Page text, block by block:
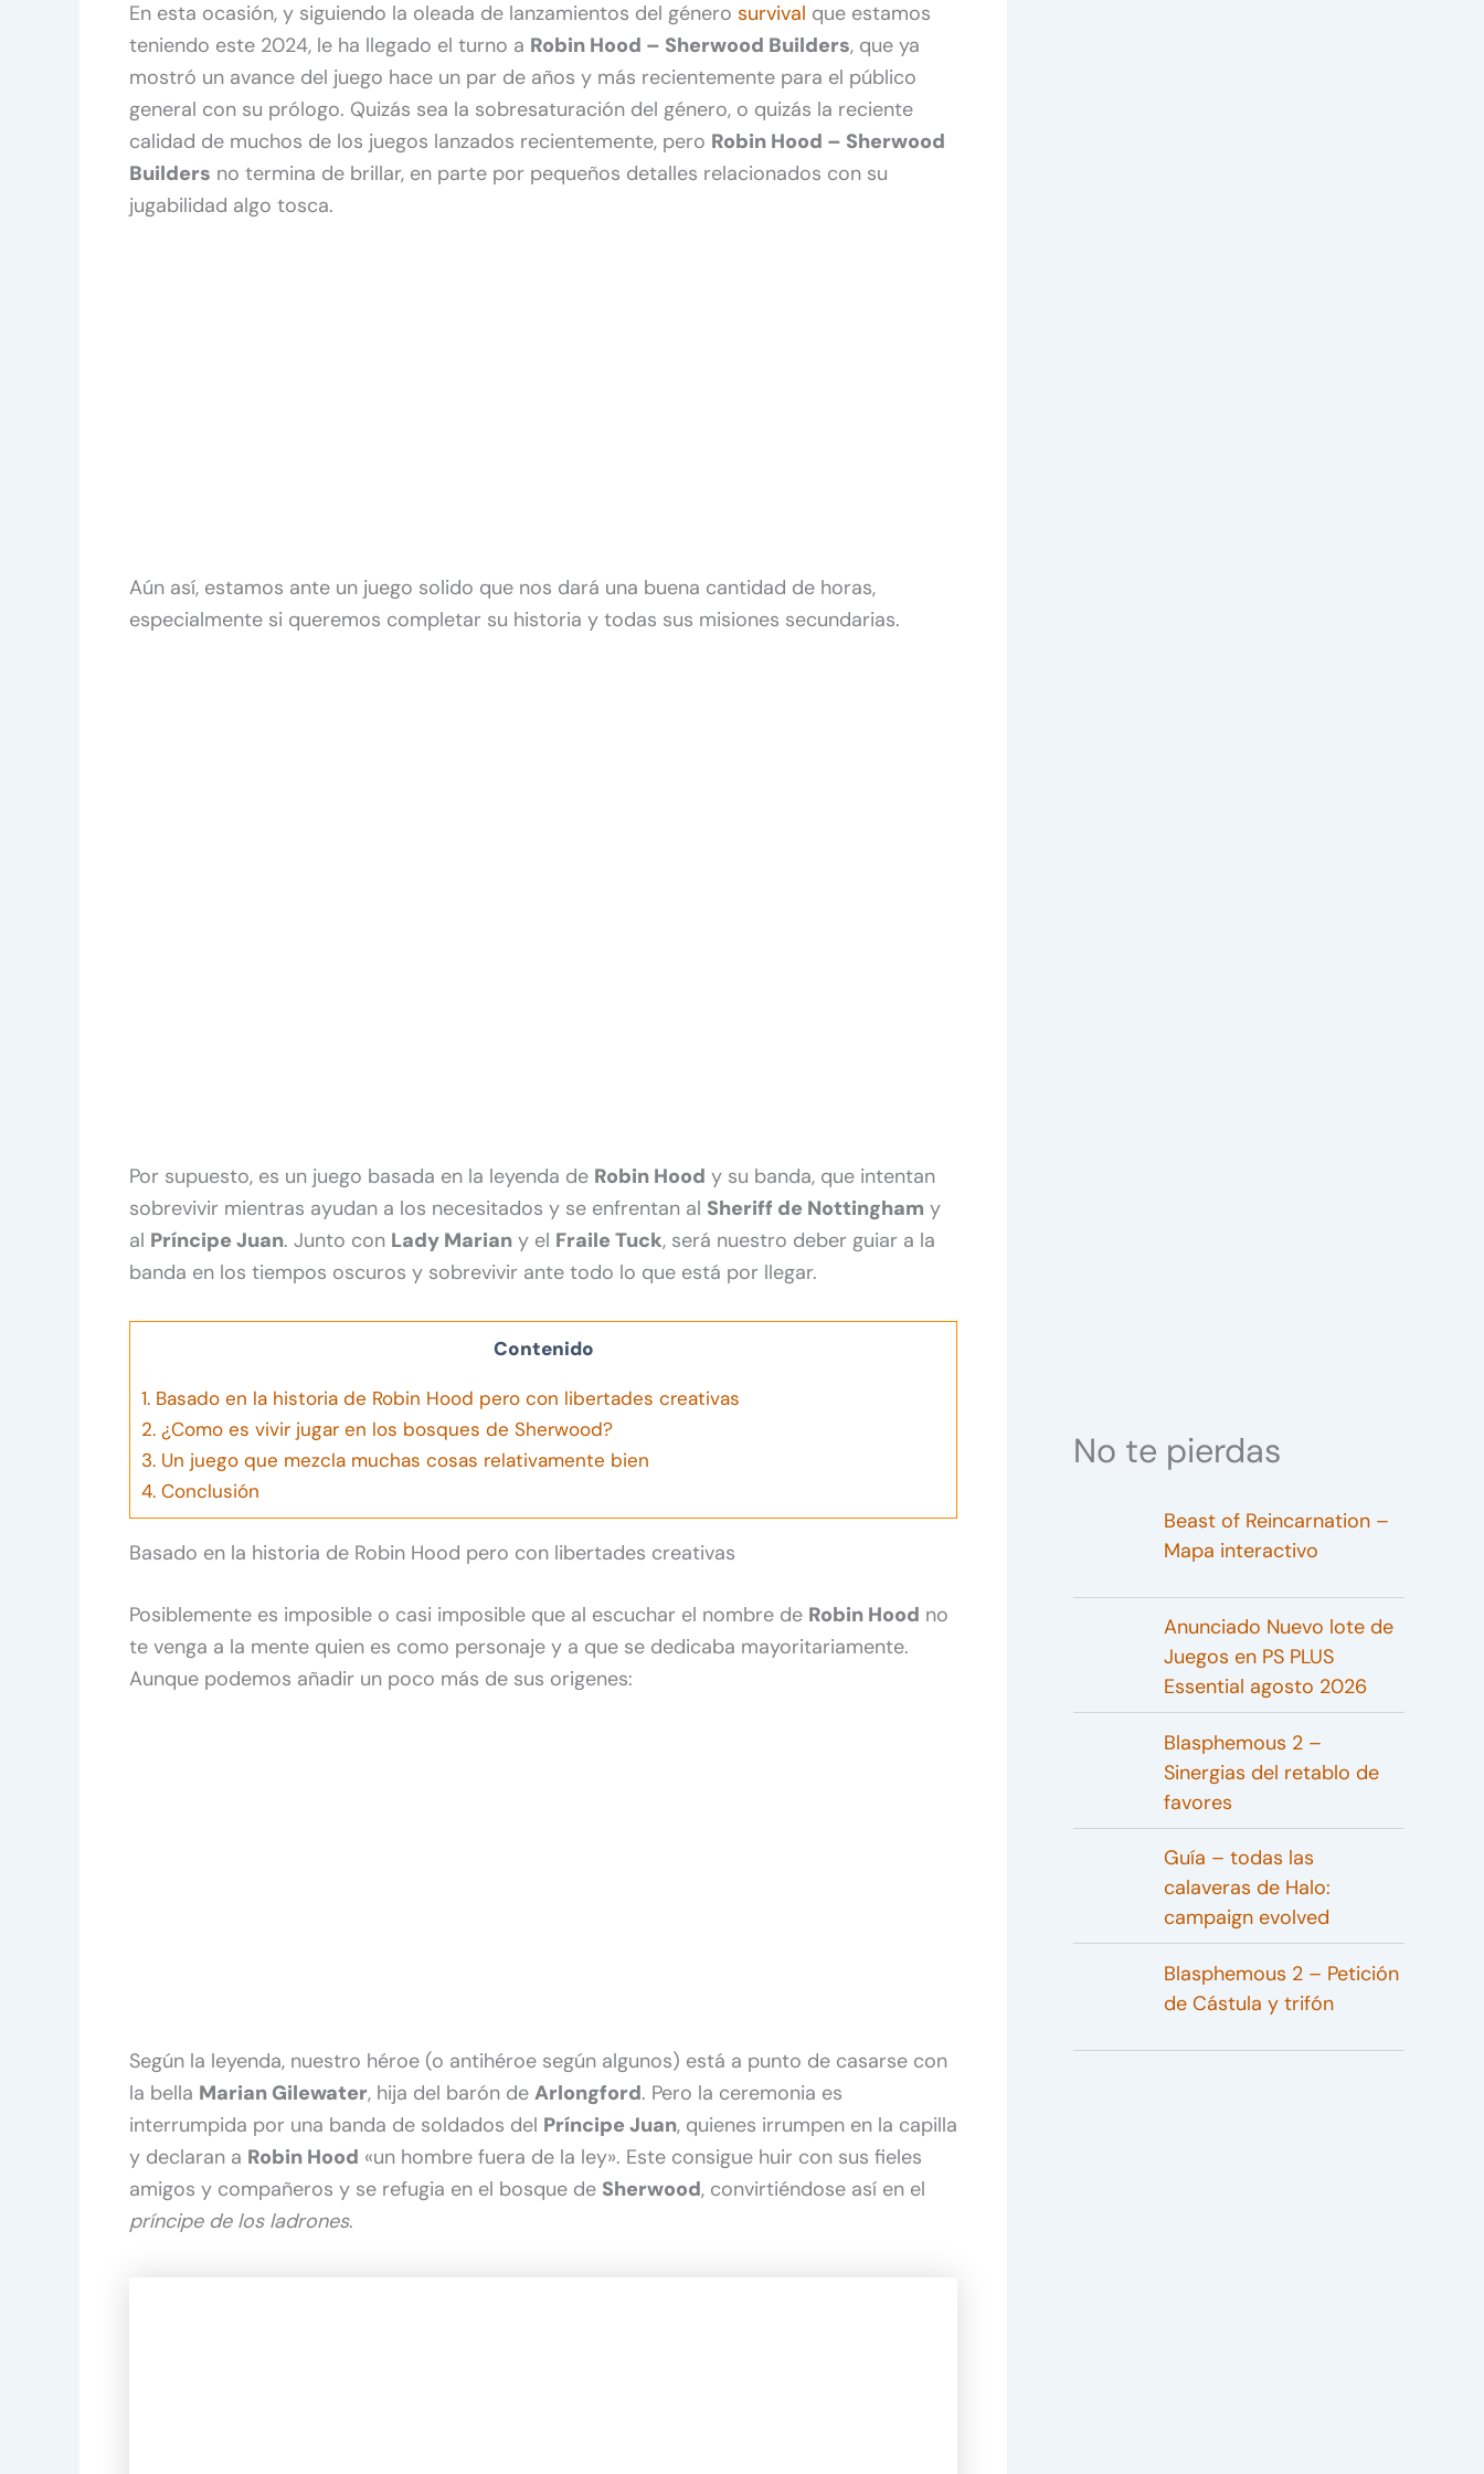
En esta ocasión, y siguiendo la oleada de lanzamientos del género survival que estamos
teniendo este 2024, le ha llegado el turno a Robin Hood – Sherwood Builders, que ya
mostró un avance del juego hace un par de años y más recientemente para el público
general con su prólogo. Quizás sea la sobresaturación del género, o quizás la reciente
calidad de muchos de los juegos lanzados recientemente, pero Robin Hood – Sherwood
Builders no termina de brillar, en parte por pequeños detalles relacionados con su
jugabilidad algo tosca.
Aún así, estamos ante un juego solido que nos dará una buena cantidad de horas,
especialmente si queremos completar su historia y todas sus misiones secundarias.
Por supuesto, es un juego basada en la leyenda de Robin Hood y su banda, que intentan
sobrevivir mientras ayudan a los necesitados y se enfrentan al Sheriff de Nottingham y
al Príncipe Juan. Junto con Lady Marian y el Fraile Tuck, será nuestro deber guiar a la
banda en los tiempos oscuros y sobrevivir ante todo lo que está por llegar.
Contenido
1. Basado en la historia de Robin Hood pero con libertades creativas
2. ¿Como es vivir jugar en los bosques de Sherwood?
3. Un juego que mezcla muchas cosas relativamente bien
4. Conclusión
Basado en la historia de Robin Hood pero con libertades creativas
Posiblemente es imposible o casi imposible que al escuchar el nombre de Robin Hood no
te venga a la mente quien es como personaje y a que se dedicaba mayoritariamente.
Aunque podemos añadir un poco más de sus origenes:
Según la leyenda, nuestro héroe (o antihéroe según algunos) está a punto de casarse con
la bella Marian Gilewater, hija del barón de Arlongford. Pero la ceremonia es
interrumpida por una banda de soldados del Príncipe Juan, quienes irrumpen en la capilla
y declaran a Robin Hood «un hombre fuera de la ley». Este consigue huir con sus fieles
amigos y compañeros y se refugia en el bosque de Sherwood, convirtiéndose así en el
príncipe de los ladrones.
No te pierdas
Beast of Reincarnation –
Mapa interactivo
Anunciado Nuevo lote de
Juegos en PS PLUS
Essential agosto 2026
Blasphemous 2 –
Sinergias del retablo de
favores
Guía – todas las
calaveras de Halo:
campaign evolved
Blasphemous 2 – Petición
de Cástula y trifón